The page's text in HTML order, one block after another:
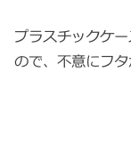
プラスチックケ
ので、不意にフ